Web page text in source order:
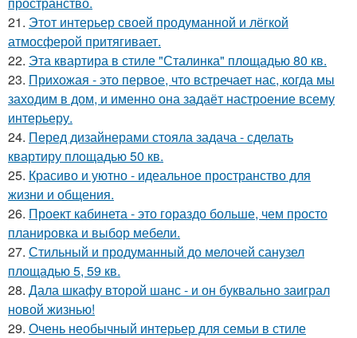
21. Этот интерьер своей продуманной и лёгкой
атмосферой притягивает.
22. Эта квартира в стиле "Сталинка" площадью 80 кв.
23. Прихожая - это первое, что встречает нас, когда мы
заходим в дом, и именно она задаёт настроение всему
интерьеру.
24. Перед дизайнерами стояла задача - сделать
квартиру площадью 50 кв.
25. Красиво и уютно - идеальное пространство для
жизни и общения.
26. Проект кабинета - это гораздо больше, чем просто
планировка и выбор мебели.
27. Стильный и продуманный до мелочей санузел
площадью 5, 59 кв.
28. Дала шкафу второй шанс - и он буквально заиграл
новой жизнью!
29. Очень необычный интерьер для семьи в стиле